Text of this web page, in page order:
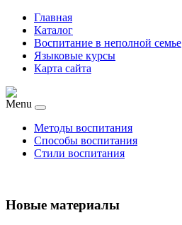
Главная
Каталог
Воспитание в неполной семье
Языковые курсы
Карта сайта
Menu
Методы воспитания
Способы воспитания
Стили воспитания
Новые материалы